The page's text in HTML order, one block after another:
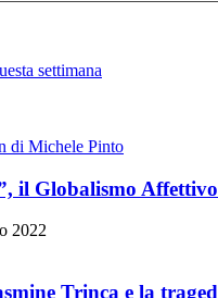
settimana
il Globalismo
2022
Trinca e la